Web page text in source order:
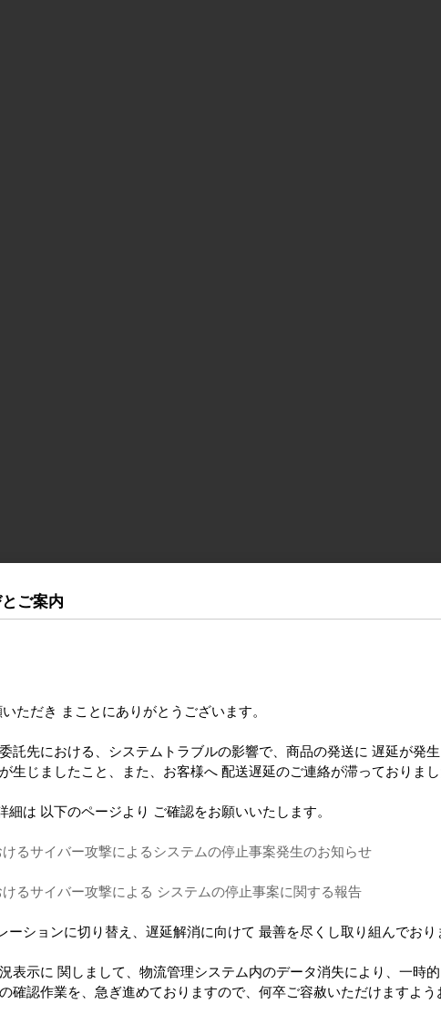
ご案内
ただき まことにありがとうございます。
託先における、システムトラブルの影響で、商品の発送に 遅延が発生
生じましたこと、また、お客様へ 配送遅延のご連絡が滞っておりま
は 以下のページより ご確認をお願いいたします。
けるサイバー攻撃によるシステムの停止事案発生のお知らせ
けるサイバー攻撃による システムの停止事案に関する報告
ーションに切り替え、遅延解消に向けて 最善を尽くし取り組んでおり
表示に 関しまして、物流管理システム内のデータ消失により、一時
確認作業を、急ぎ進めておりますので、何卒ご容赦いただけますよう